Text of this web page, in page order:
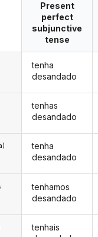
Present
perfect
subjunctive
tense
tenha
desandado
tenhas
desandado
tenha
desandado
tenhamos
desandado
tenhais